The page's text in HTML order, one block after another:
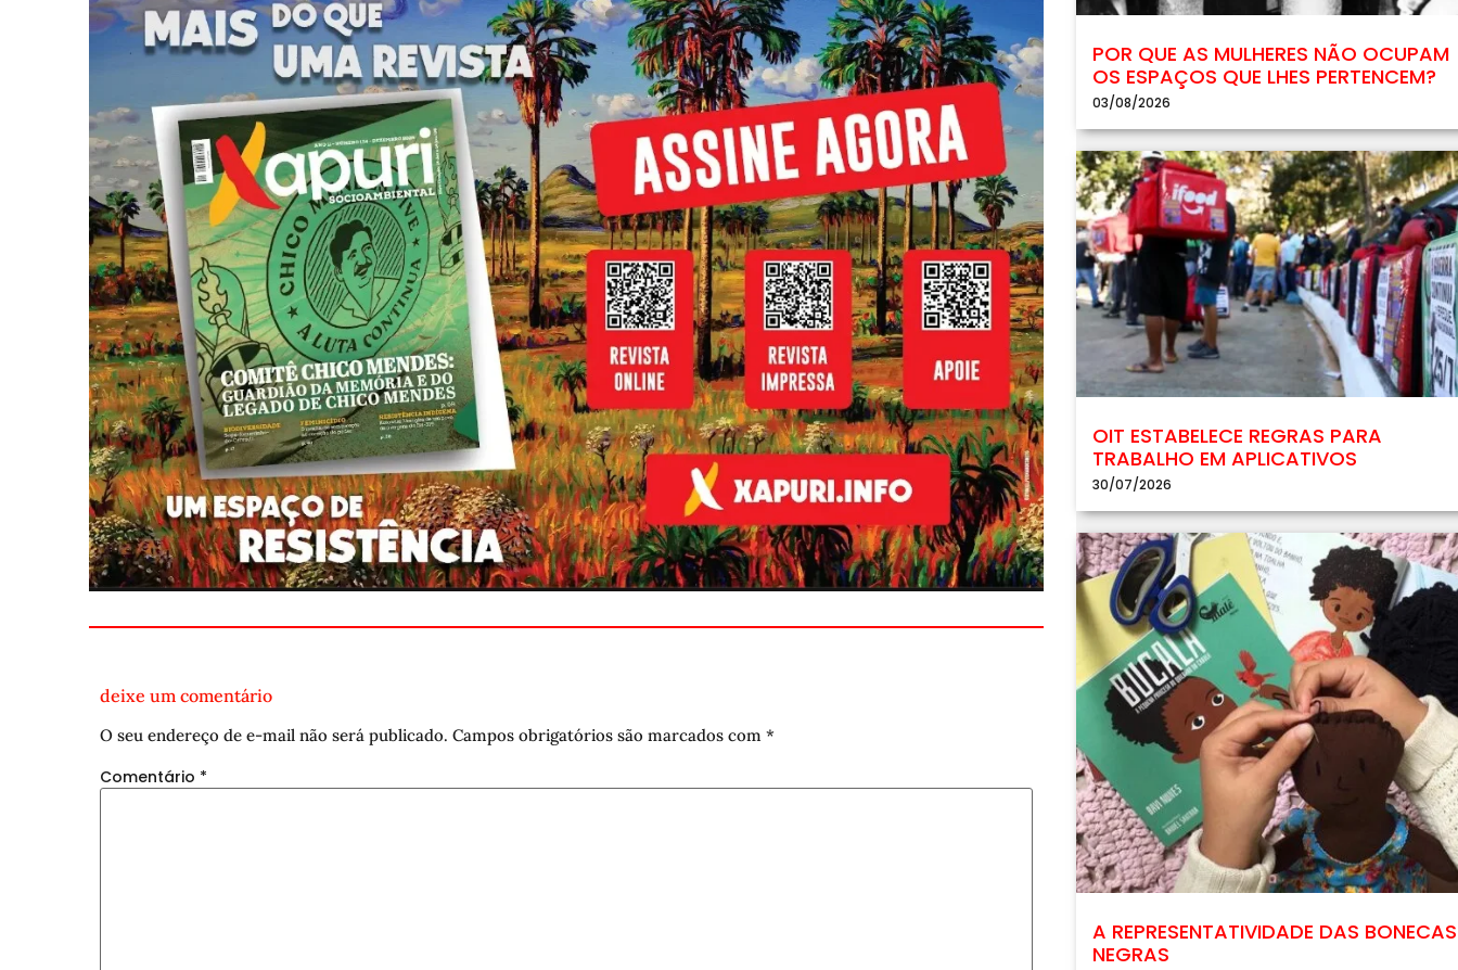
deixe um comentário
O seu endereço de e-mail não será publicado. Campos obrigatórios são marcados com *
Comentário *
POR QUE AS MULHERES NÃO OCUPAM
OS ESPAÇOS QUE LHES PERTENCEM?
03/08/2026
OIT ESTABELECE REGRAS PARA
TRABALHO EM APLICATIVOS
30/07/2026
A REPRESENTATIVIDADE DAS BONECAS
NEGRAS